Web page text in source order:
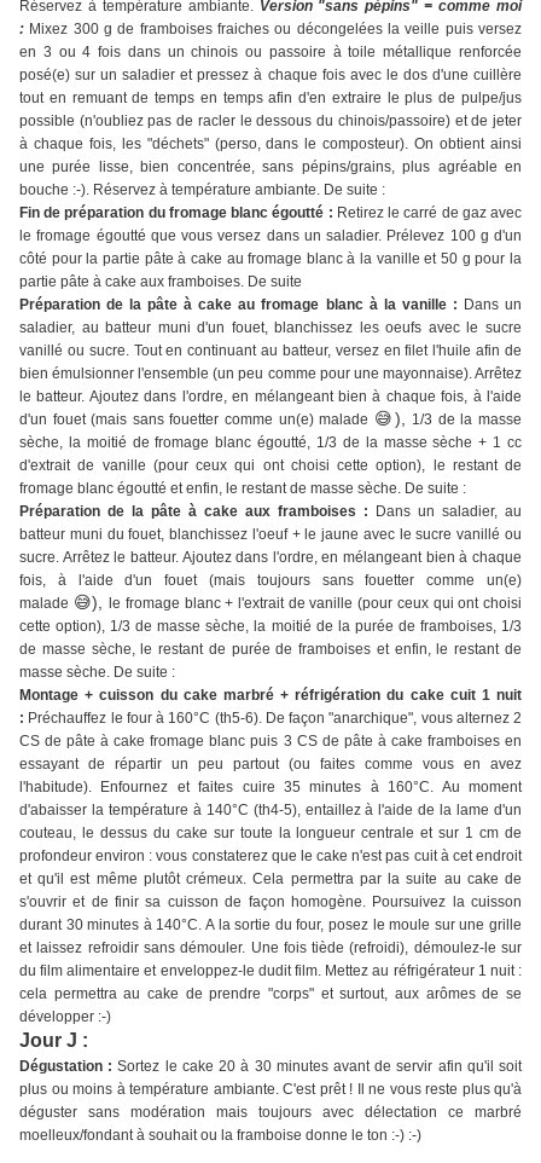
Réservez à température ambiante. Version "sans pépins" = comme moi
: Mixez 300 g de framboises fraiches ou décongelées la veille puis versez
en 3 ou 4 fois dans un chinois ou passoire à toile métallique renforcée
posé(e) sur un saladier et pressez à chaque fois avec le dos d'une cuillère
tout en remuant de temps en temps afin d'en extraire le plus de pulpe/jus
possible (n'oubliez pas de racler le dessous du chinois/passoire) et de jeter
à chaque fois, les "déchets" (perso, dans le composteur). On obtient ainsi
une purée lisse, bien concentrée, sans pépins/grains, plus agréable en
bouche :-). Réservez à température ambiante. De suite :
Fin de préparation du fromage blanc égoutté : Retirez le carré de gaz avec
le fromage égoutté que vous versez dans un saladier. Prélevez 100 g d'un
côté pour la partie pâte à cake au fromage blanc à la vanille et 50 g pour la
partie pâte à cake aux framboises. De suite
Préparation de la pâte à cake au fromage blanc à la vanille : Dans un
saladier, au batteur muni d'un fouet, blanchissez les oeufs avec le sucre
vanillé ou sucre. Tout en continuant au batteur, versez en filet l'huile afin de
bien émulsionner l'ensemble (un peu comme pour une mayonnaise). Arrêtez
le batteur. Ajoutez dans l'ordre, en mélangeant bien à chaque fois, à l'aide
d'un fouet (mais sans fouetter comme un(e) malade 😅),
1/3 de la masse
sèche, la moitié de fromage blanc égoutté, 1/3 de la masse sèche + 1 cc
d'extrait de vanille (pour ceux qui ont choisi cette option), le restant de
fromage blanc égoutté et enfin, le restant de masse sèche. De suite :
Préparation de la pâte à cake aux framboises :
Dans un saladier, au
batteur muni du fouet, blanchissez l'oeuf + le jaune avec le sucre vanillé ou
sucre. Arrêtez le batteur. Ajoutez dans l'ordre, en mélangeant bien à chaque
fois, à l'aide d'un fouet (mais toujours sans fouetter comme un(e)
malade 😅), le fromage blanc + l'extrait de vanille (pour ceux qui ont choisi
cette option), 1/3 de masse sèche, la moitié de la purée de framboises, 1/3
de masse sèche, le restant de purée de framboises et enfin, le restant de
masse sèche. De suite :
Montage + cuisson du cake marbré + réfrigération du cake cuit 1 nuit
: Préchauffez le four à 160°C (th5-6). De façon "anarchique", vous alternez 2
CS de pâte à cake fromage blanc puis 3 CS de pâte à cake framboises en
essayant de répartir un peu partout (ou faites comme vous en avez
l'habitude). Enfournez et faites cuire 35 minutes à 160°C. Au moment
d'abaisser la température à 140°C (th4-5), entaillez à l'aide de la lame d'un
couteau, le dessus du cake sur toute la longueur centrale et sur 1 cm de
profondeur environ : vous constaterez que le cake n'est pas cuit à cet endroit
et qu'il est même plutôt crémeux. Cela permettra par la suite au cake de
s'ouvrir et de finir sa cuisson de façon homogène. Poursuivez la cuisson
durant 30 minutes à 140°C. A la sortie du four, posez le moule sur une grille
et laissez refroidir sans démouler. Une fois tiède (refroidi), démoulez-le sur
du film alimentaire et enveloppez-le dudit film. Mettez au réfrigérateur 1 nuit :
cela permettra au cake de prendre "corps" et surtout, aux arômes de se
développer :-)
Jour J :
Dégustation :Sortez le cake 20 à 30 minutes avant de servir afin qu'il soit
plus ou moins à température ambiante. C'est prêt ! Il ne vous reste plus qu'à
déguster sans modération mais toujours avec délectation ce marbré
moelleux/fondant à souhait ou la framboise donne le ton :-) :-)